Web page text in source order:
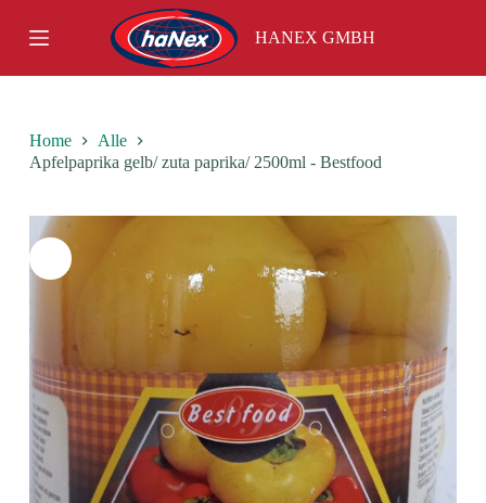
k
p
HANEX GMBH
Home
Alle
Apfelpaprika gelb/ zuta paprika/ 2500ml - Bestfood